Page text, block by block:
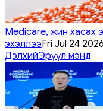
Medicare, жин хасах
эхэллээFri Jul 24 2026
ДэлхийЭрүүл мэнд